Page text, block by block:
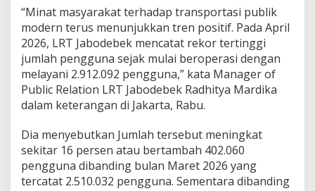
e
r
A
p
r
i
“Minat masyarakat terhadap transportasi publik
modern terus menunjukkan tren positif. Pada April
2026, LRT Jabodebek mencatat rekor tertinggi
jumlah pengguna sejak mulai beroperasi dengan
melayani 2.912.092 pengguna,” kata Manager of
Public Relation LRT Jabodebek Radhitya Mardika
dalam keterangan di Jakarta, Rabu.
Dia menyebutkan Jumlah tersebut meningkat
sekitar 16 persen atau bertambah 402.060
pengguna dibanding bulan Maret 2026 yang
tercatat 2.510.032 pengguna. Sementara dibanding